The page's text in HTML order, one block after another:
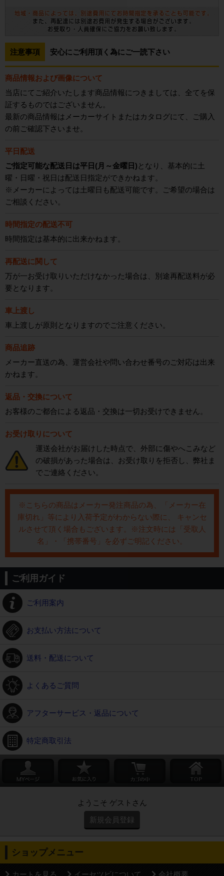
注意事項 安心にご利用頂く為にご一読下さい
商品情報および画像について
当店にてご紹介いたします商品情報につきましては、全てを保
証するものではございません。
最新の商品情報はメーカーサイトまたはカタログにて、ご購入
の前ご確認下さいませ。
平日配送
ご指定可能な配送日は平日(月～金曜日) となり、基本的に土
曜・日曜・祝日は配送日指定ができかねます。
※メーカーによっては土曜日も配送可能です。ご希望の場合は
ご相談ください。
時間指定の配送不可
時間指定は基本的に出来かねます。
再配送に関して
万が一お受け取りいただけなかった場合は、別途再配送料が必
要となります。
車上渡し
車上渡しが原則となりますのでご注意ください。
商品追跡
メーカー直送の為、運営会社や問い合わせ番号のご対応は出来
かねます。
返品・交換について
お客様のご都合による返品・交換は一切お受けできません。
お受け取りについて
運送会社がお届けした時点で、外部に傷やへこみなど
の破損があった場合は、お受け取りを拒否し、弊社ま
でご連絡ください。
※こちらの商品はメーカー発注商品の為、「メーカー在
庫切れ」等により入荷予定がわからない際に、 キャンセ
ルさせて頂く場合もございます。※注文時には「受取人
名」・「携帯番号」を必ずご明記ください。
ご利用ガイド
ご利用案内
お支払い方法について
送料・配送について
よくあるご質問
アフターサービス・返品について
特定商取引法
ようこそ ゲストさん
新規会員登録
ショップメニュー